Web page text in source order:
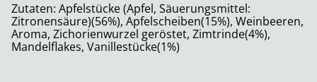
Zutaten: Apfelstücke (Apfel, Säuerungsmittel:
Zitronensäure)(56%), Apfelscheiben(15%), Weinbeeren,
Aroma, Zichorienwurzel geröstet, Zimtrinde(4%),
Mandelflakes, Vanillestücke(1%)